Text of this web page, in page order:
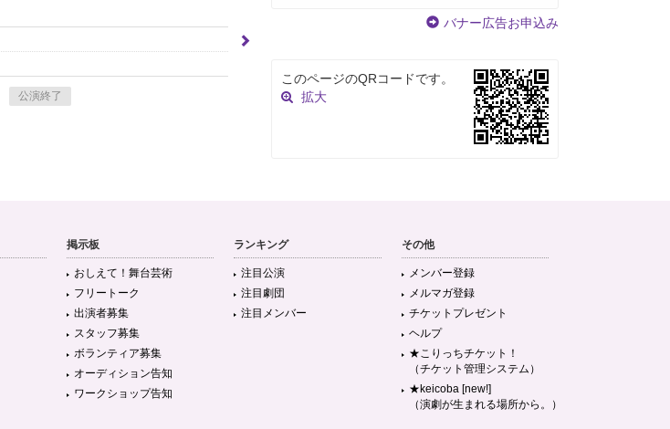
公演終了
バナー広告お申込み
このページのQRコードです。
拡大
掲示板
おしえて！舞台芸術
フリートーク
出演者募集
スタッフ募集
ボランティア募集
オーディション告知
ワークショップ告知
ランキング
注目公演
注目劇団
注目メンバー
その他
メンバー登録
メルマガ登録
チケットプレゼント
ヘルプ
★こりっちチケット！
（チケット管理システム）
★keicoba [new!]
（演劇が生まれる場所から。）